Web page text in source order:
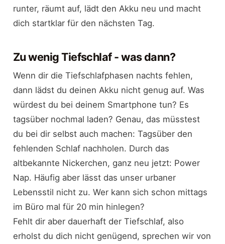
runter, räumt auf, lädt den Akku neu und macht
dich startklar für den nächsten Tag.
Zu wenig Tiefschlaf - was dann?
Wenn dir die Tiefschlafphasen nachts fehlen,
dann lädst du deinen Akku nicht genug auf. Was
würdest du bei deinem Smartphone tun? Es
tagsüber nochmal laden? Genau, das müsstest
du bei dir selbst auch machen: Tagsüber den
fehlenden Schlaf nachholen. Durch das
altbekannte Nickerchen, ganz neu jetzt: Power
Nap. Häufig aber lässt das unser urbaner
Lebensstil nicht zu. Wer kann sich schon mittags
im Büro mal für 20 min hinlegen?
Fehlt dir aber dauerhaft der Tiefschlaf, also
erholst du dich nicht genügend, sprechen wir von